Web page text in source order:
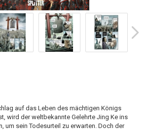
auf das Leben des mächtigen Königs
wird der weltbekannte Gelehrte Jing Ke ins
um sein Todesurteil zu erwarten. Doch der